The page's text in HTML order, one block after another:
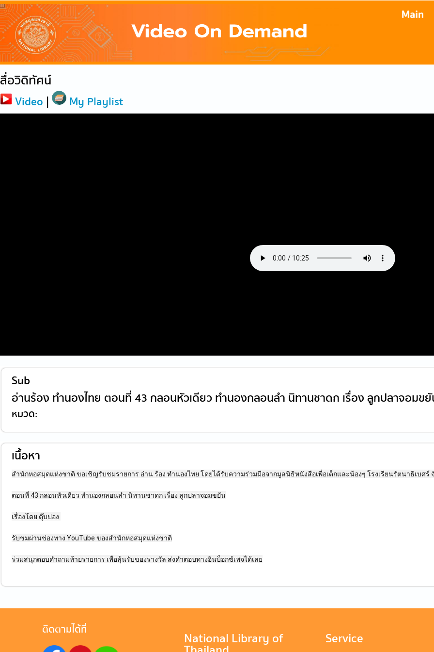
สื่อวิดิทัศน์
Video | My Playlist
Sub
อ่านร้อง ทำนองไทย ตอนที่ 43 กลอนหัวเดียว ทำนองกลอนลำ นิทานชาดก เรื่อง ลูกปลาจอมข
หมวด:
เนื้อหา
สำนักหอสมุดแห่งชาติ ขอเชิญรับชมรายการ อ่าน ร้อง ทำนองไทย โดยได้รับความร่วมมือจากมูลนิธิหนังสือเพื่อเด็กและน้องๆ โรงเรียนรัตนาธิเบศร์
ตอนที่ 43 กลอนหัวเดียว ทำนองกลอนลำ นิทานชาดก เรื่อง ลูกปลาจอมขยัน
เรื่องโดย ตุ๊บปอง
รับชมผ่านช่องทาง YouTube ของสำนักหอสมุดแห่งชาติ
ร่วมสนุกตอบคำถามท้ายรายการ เพื่อลุ้นรับของรางวัล ส่งคำตอบทางอินบ็อกซ์เพจได้เลย
ติดตามได้ที่ National Library of Service